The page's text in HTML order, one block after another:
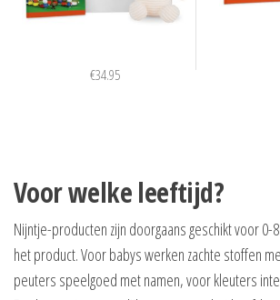
€34.95
Voor welke leeftijd?
Nijntje-producten zijn doorgaans geschikt voor 0-
het product. Voor babys werken zachte stoffen
peuters speelgoed met namen, voor kleuters